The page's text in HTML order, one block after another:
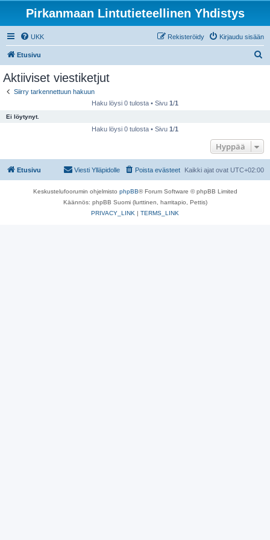
Pirkanmaan Lintutieteellinen Yhdistys
UKK Kirjaudu sisään
Rekisteröidy
Etusivu
Aktiiviset viestiketjut
Siirry tarkennettuun hakuun
Haku löysi 0 tulosta • Sivu 1/1
Ei löytynyt.
Haku löysi 0 tulosta • Sivu 1/1
Hyppää
Etusivu Kaikki ajat ovat UTC+02:00
Poista evästeet
Viesti Ylläpidolle
Keskustelufoorumin ohjelmisto phpBB® Forum Software © phpBB Limited
Käännös: phpBB Suomi (lurttinen, harritapio, Pettis)
PRIVACY_LINK | TERMS_LINK